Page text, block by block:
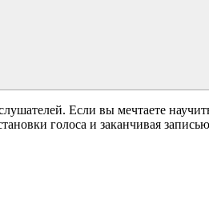
Если вы мечтаете
голоса и заканчивая